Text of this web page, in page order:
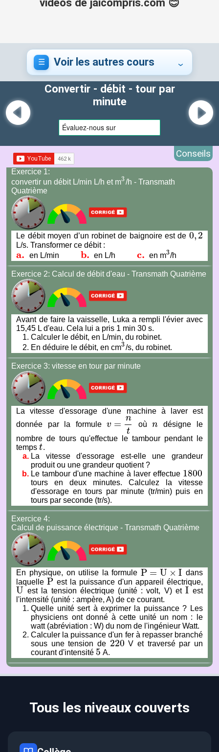
Voir les autres cours
Convertir - débit - tour par
minute
Conseils
Exercice 1:
convertir un débit L/min L/h et m3
3/h - Transmath
Quatrième
Le débit moyen d’un robinet de baignoire est de 0, 2
0,2
L/s. Transformer ce débit :
a.
a. en L/min b.
b. en L/h c.
c. en m3
3/h
Exercice 2: Calcul de débit d'eau - Transmath Quatrième
Avant de faire la vaisselle, Luka a rempli l'évier avec
15,45 L d'eau. Cela lui a pris 1 min 30 s.
Calculer le débit, en L/min, du robinet.
En déduire le débit, en cm3
3/s, du robinet.
Exercice 3:vitesse en tour par minute
La vitesse d'essorage d'une machine à laver est
donnée par la formulev =
n
t
v=nt oùn
n
désigne le
nombre de tours qu'effectue le tambour pendant le
tempst
t .
La vitesse d'essorage est-elle une grandeur
produit ou une grandeur quotient ?
Le tambour d'une machine à laver effectue 1800
1800
tours en deux minutes. Calculez la vitesse
d'essorage en tours par minute (tr/min) puis en
tours par seconde (tr/s).
Exercice 4:
Calcul de puissance électrique - Transmath Quatrième
En physique, on utilise la formule P = U × I
P=U× I
dans
laquelle P
P est la puissance d'un appareil électrique,
U
U est la tension électrique (unité : volt, V) et I
I
est
l'intensité (unité : ampère, A) de ce courant.
Quelle unité sert à exprimer la puissance ? Les
physiciens ont donné à cette unité un nom : le
watt (abréviation : W) du nom de l'ingénieur Watt.
Calculer la puissance d'un fer à repasser branché
sous une tension de 220
220
V et traversé par un
courant d'intensité 5
5 A.
Tous les niveaux couverts